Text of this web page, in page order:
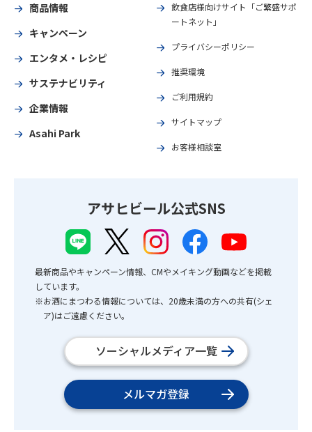
商品情報
キャンペーン
エンタメ・レシピ
サステナビリティ
企業情報
Asahi Park
飲食店様向けサイト「ご繁盛サポ
ートネット」
プライバシーポリシー
推奨環境
ご利用規約
サイトマップ
お客様相談室
アサヒビール公式SNS
最新商品やキャンペーン情報、CMやメイキング動画などを掲載
しています。
※お酒にまつわる情報については、20歳未満の方への共有(シェ
ア)はご遠慮ください。
ソーシャルメディア一覧
メルマガ登録